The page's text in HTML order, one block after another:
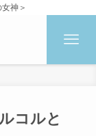
神＞
コルと